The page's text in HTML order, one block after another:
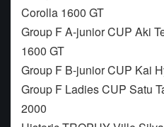
Corolla 1600 GT
Group F A-junior CUP Aki
1600 GT
Group F B-junior CUP Kai
Group F Ladies CUP Satu
2000